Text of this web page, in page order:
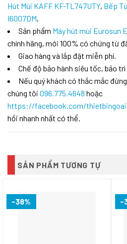
Hút Mùi KAFF KF-TL747UTY, Bếp
I6007DM,
Sản phẩm Máy hút mùi Eurosun
chính hãng, mới 100% có chứng từ
Giao hàng và lắp đặt miễn phí.
Chế độ bảo hành siêu tốc, bảo
Nếu quý khách có thắc mắc
chúng tôi 096.775.4648 hoặc
https://facebook.com/
hồi nhanh nhất có thể.
SẢN PHẨM TƯƠNG TỰ
-38% -